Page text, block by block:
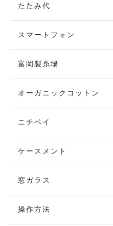
たたみ代
スマートフォン
富岡製糸場
オーガニックコットン
ニチベイ
ケースメント
窓ガラス
操作方法